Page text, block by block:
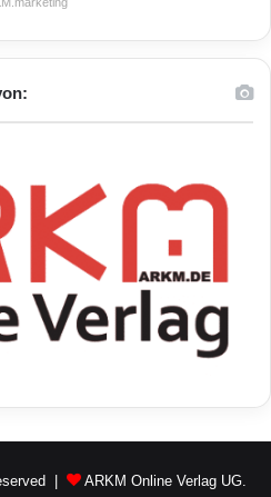
| ARKM Online Verlag UG.